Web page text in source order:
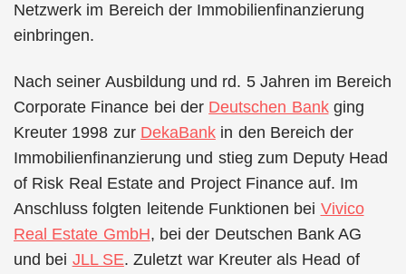
Netzwerk im Bereich der Immobilienfinanzierung
einbringen.
Nach seiner Ausbildung und rd. 5 Jahren im Bereich
Corporate Finance bei der Deutschen Bankging
Kreuter 1998 zur DekaBankin den Bereich der
Immobilienfinanzierung und stieg zum Deputy Head
of Risk Real Estate and Project Finance auf. Im
Anschluss folgten leitende Funktionen bei Vivico
Real Estate GmbH, bei der Deutschen Bank AG
und bei JLL SE. Zuletzt war Kreuter als Head of